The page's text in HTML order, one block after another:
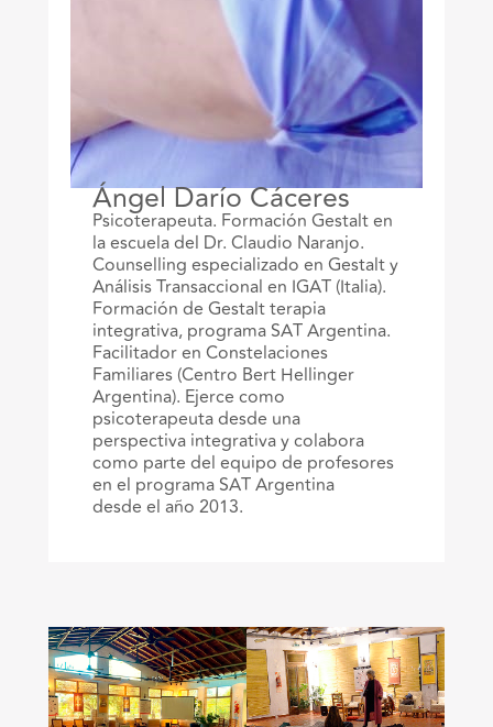
Ángel Darío Cáceres
Psicoterapeuta. Formación Gestalt en
la escuela del Dr. Claudio Naranjo.
Counselling especializado en Gestalt y
Análisis Transaccional en IGAT (Italia).
Formación de Gestalt terapia
integrativa, programa SAT Argentina.
Facilitador en Constelaciones
Familiares (Centro Bert Hellinger
Argentina). Ejerce como
psicoterapeuta desde una
perspectiva integrativa y colabora
como parte del equipo de profesores
en el programa SAT Argentina
desde el año 2013.